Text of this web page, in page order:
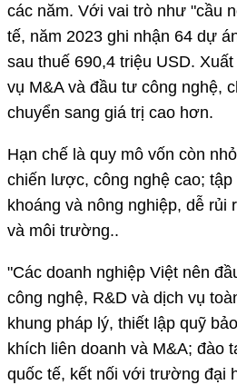
các năm. Với vai trò như "cầu
tế, năm 2023 ghi nhận 64 dự
sau thuế 690,4 triệu USD.
vụ M&A và đầu tư công nghệ,
chuyển sang giá trị cao hơn.
Hạn chế là quy mô vốn còn
chiến lược, công nghệ cao; tập
khoáng và nông nghiệp, dễ rủi
và môi trường..
"Các doanh nghiệp Việt nên
công nghệ, R&D và dịch vụ
khung pháp lý, thiết lập quỹ
khích liên doanh và M&A; đào
quốc tế, kết nối với trường đại